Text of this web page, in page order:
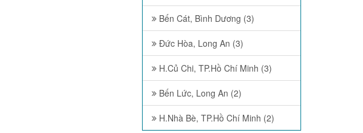
Bến Cát, Bình Dương (3)
Đức Hòa, Long An (3)
H.Củ Chi, TP.Hồ Chí Minh (3)
Bến Lức, Long An (2)
H.Nhà Bè, TP.Hồ Chí Minh (2)